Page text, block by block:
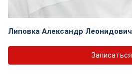
Липовка Александр Леонидович
Записаться